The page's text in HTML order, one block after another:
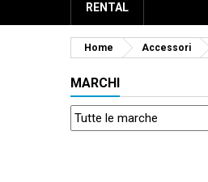
RENTAL
Home Accessori
MARCHI